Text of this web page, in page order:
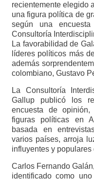
recientemente elegido
una figura política de
según una
Consultoría
La favorabilidad de
líderes políticos más
además
colombiano, Gustavo
La Consultoría
Gallup publicó los
encuesta de
figuras políticas en
basada en
varios países, arroja
influyentes y populares
Carlos Fernando
identificado como